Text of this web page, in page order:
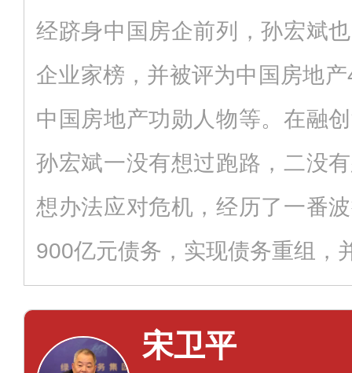
经跻身中国房企前列，孙宏斌
企业家榜，并被评为中国房地
中国房地产功勋人物等。在融
孙宏斌一没有想过跑路，二没
想办法应对危机，经历了一番
900亿元债务，实现债务重组，
宋卫平